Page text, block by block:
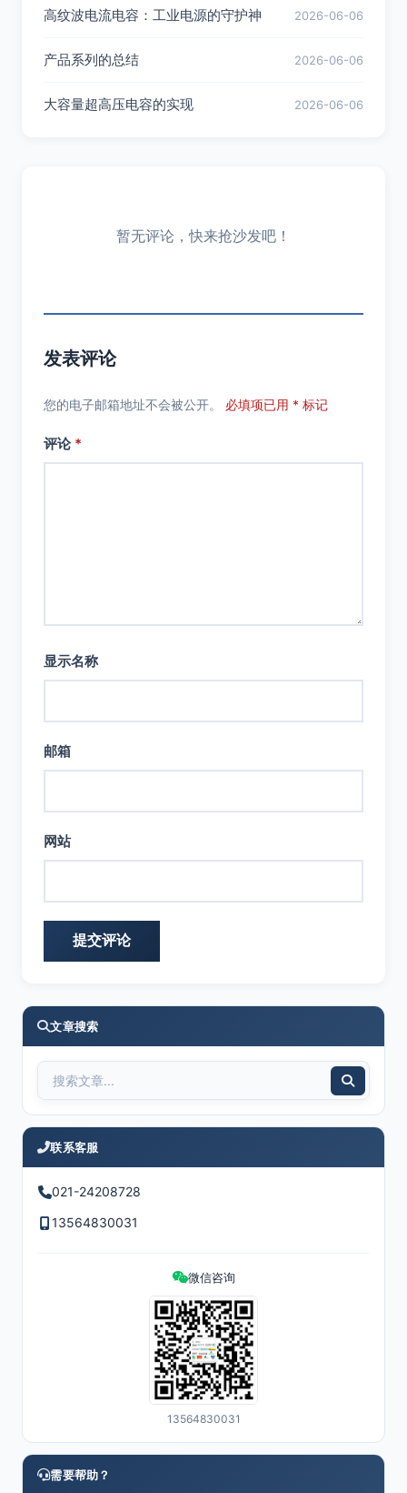
高纹波电流电容：工业电源的守护神 2026-06-06
产品系列的总结 2026-06-06
大容量超高压电容的实现 2026-06-06
暂无评论，快来抢沙发吧！
发表评论
您的电子邮箱地址不会被公开。 必填项已用 * 标记
评论 *
显示名称
邮箱
网站
文章搜索
联系客服
021-24208728
13564830031
微信咨询
13564830031
需要帮助？